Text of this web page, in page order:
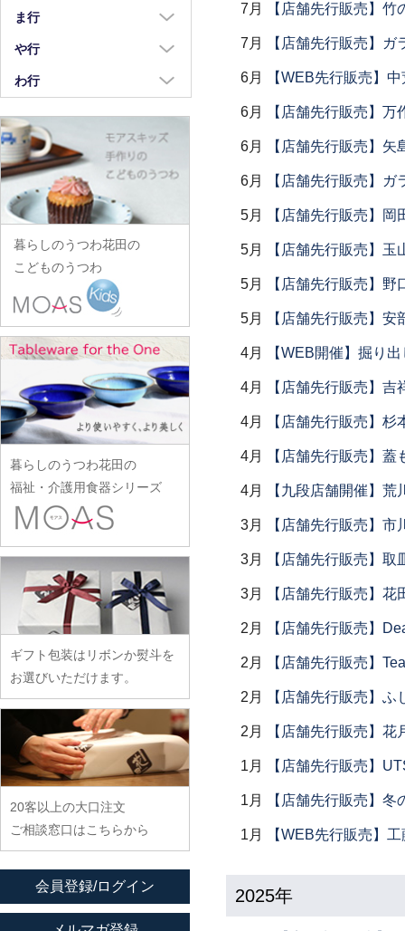
7月 【店舗先行販売】竹
7月 【店舗先行販売】ガ
6月 【WEB先行販売】
6月 【店舗先行販売】万
6月 【店舗先行販売】
6月 【店舗先行販売】ガ
5月 【店舗先行販売】岡
5月 【店舗先行販売】
5月 【店舗先行販売】野
5月 【店舗先行販売】
4月 【WEB開催】掘り
4月 【店舗先行販売】吉
4月 【店舗先行販売】
4月 【店舗先行販売】蓋
4月 【九段店舗開催】荒
3月 【店舗先行販売】
3月 【店舗先行販売】取
3月 【店舗先行販売】
2月 【店舗先行販売】
2月 【店舗先行販売】
2月 【店舗先行販売】
2月 【店舗先行販売】花
1月 【店舗先行販売】
1月 【店舗先行販売】冬
1月 【WEB先行販売】
2025年
荒川真吾
荒賀文成
有馬和博
iiDA Woodturning
伊賀焼土楽
池島直人
池島仁美
生島賢
生島明水
池田大介
石川漆宝堂
石田誠
和泉良法
市川知也
伊藤聡信
伊藤孝英
井銅心平
稲村真耶
イム サエム
イレヤガラス
岩舘隆（浄法寺）
臼田けい子
海野裕
浦陽子
遠藤マサヒロ
大井寛史
大久保公太郎
大沢和義
大平新五
大前史
大和田友香
河上智美
川合孝知
川辺忠
川村宏樹
幹山繁太
季更器窯
岸野寛
北野敏一（犀ノ音窯）
日下華子
葛和万紀
工藤和彦
熊谷峻
小泉敦信
こいずみみゆき
古賀雄二郎
小寺暁洋
小林巧征
小牧広平
近藤亮介
重田良古
島田まるみ
志村睦彦
城進
菅原博之
杉本太郎
鈴木重孝
鈴木潤吾
鈴木涼子
須谷窯
瀧田操
田中あい
田中佐和子
谷口嘉
谷永太郎
玉山保男
田沼英里
崔在皓
滴生舎
土井康治朗
土井宏友
陶房独歩炎
徳永遊心
富山孝一
土本訓寛・土本久美子
中尾万作
中川紀夫
中町いずみ
中村一也
中村幸一郎
d.Tam 中村孝子/桃子
中村智美
中村真紀
中山孝志
名古路英介
西納三枝
野口悦士
橋村大作
長谷川由香
畑中篤
花岡隆
花田オリジナル
羽生直記
林京子
林拓児
原口潔
原田七重
原田譲
原光弘
日高伸治
日高直子
ヒヅミ峠舎
樋山真弓
平岡正弘
平林秀幸
廣野俊彦
廣政毅
ふじい製作所
藤崎均
藤田永子
藤塚光男
ほたる窯
堀畑蘭
ま行
前田麻美
正木春蔵
松浦コータロー
松浦ナオコ
松葉勇輝
松本郁美
松本優樹
松本良夫
三浦侑子
水垣千悦
水野克俊
みずのみさ
光井威善
三留舞
宮岡麻衣子
宮崎孝彦
三輪周太郎
武曽健一
村田森
村田菜穂美
木工ヤマニ
森知恵子
森悠紀子
森下綾
や行
八木橋昇
山口硝子
山口利枝
山崎葉
山田洋次
山田隆太郎
山中恵介
山本哲也
山本恭代
山本亮平
Yu-ten
雪ノ浦裕一
吉岡将弐
吉田学
余宮隆
わ行
ワダコーヘー
渡辺信史
渡邊心平
暮らしのうつわ花田の
こどものうつわ
暮らしのうつわ花田の
福祉・介護用食器シリーズ
ギフト包装はリボンか熨斗を
お選びいただけます。
20客以上の大口注文
ご相談窓口はこちらから
会員登録/ログイン